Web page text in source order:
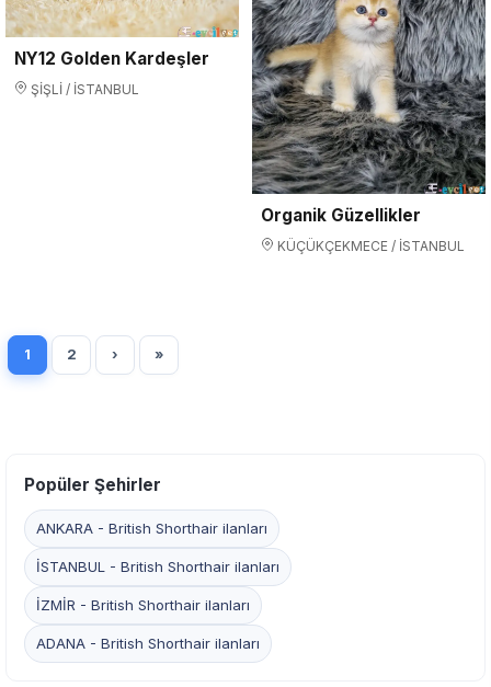
NY12 Golden Kardeşler
ŞİŞLİ / İSTANBUL
Organik Güzellikler
KÜÇÜKÇEKMECE / İSTANBUL
1 2 › »
Popüler Şehirler
ANKARA - British Shorthair ilanları
İSTANBUL - British Shorthair ilanları
İZMİR - British Shorthair ilanları
ADANA - British Shorthair ilanları